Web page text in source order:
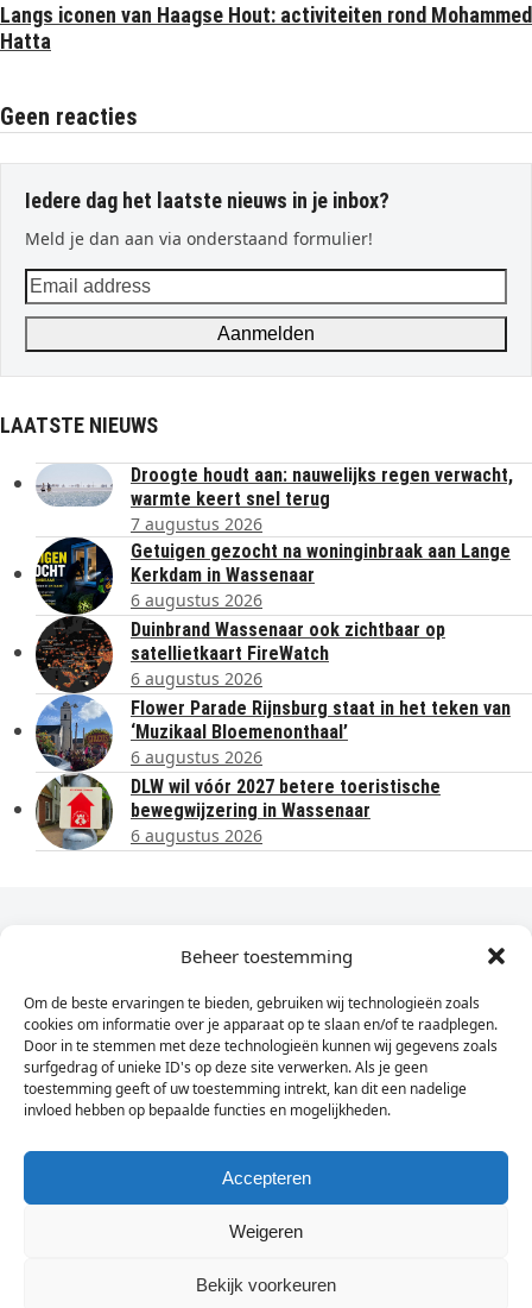
Beheer toestemming
Om de beste ervaringen te bieden, gebruiken wij technologieën zoals
cookies om informatie over je apparaat op te slaan en/of te raadplegen.
Door in te stemmen met deze technologieën kunnen wij gegevens zoals
surfgedrag of unieke ID's op deze site verwerken. Als je geen
toestemming geeft of uw toestemming intrekt, kan dit een nadelige
invloed hebben op bepaalde functies en mogelijkheden.
Accepteren
Weigeren
Bekijk voorkeuren
Langs iconen van Haagse Hout: activiteiten rond Mohammed
Hatta
Geen reacties
Iedere dag het laatste nieuws in je inbox?
Meld je dan aan via onderstaand formulier!
Email
address
Aanmelden
LAATSTE NIEUWS
Droogte houdt aan: nauwelijks regen verwacht,
warmte keert snel terug
7 augustus 2026
Getuigen gezocht na woninginbraak aan Lange
Kerkdam in Wassenaar
6 augustus 2026
Duinbrand Wassenaar ook zichtbaar op
satellietkaart FireWatch
6 augustus 2026
Flower Parade Rijnsburg staat in het teken van
‘Muzikaal Bloemenonthaal’
6 augustus 2026
DLW wil vóór 2027 betere toeristische
bewegwijzering in Wassenaar
6 augustus 2026
Dagelijks het laatste nieuws in je e-mail?
Vul
hier
je
e-
mailadres
in
Sign Up